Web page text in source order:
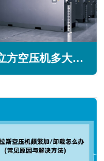
43立方空压机多大功率(43立方空压机多少公斤压力)